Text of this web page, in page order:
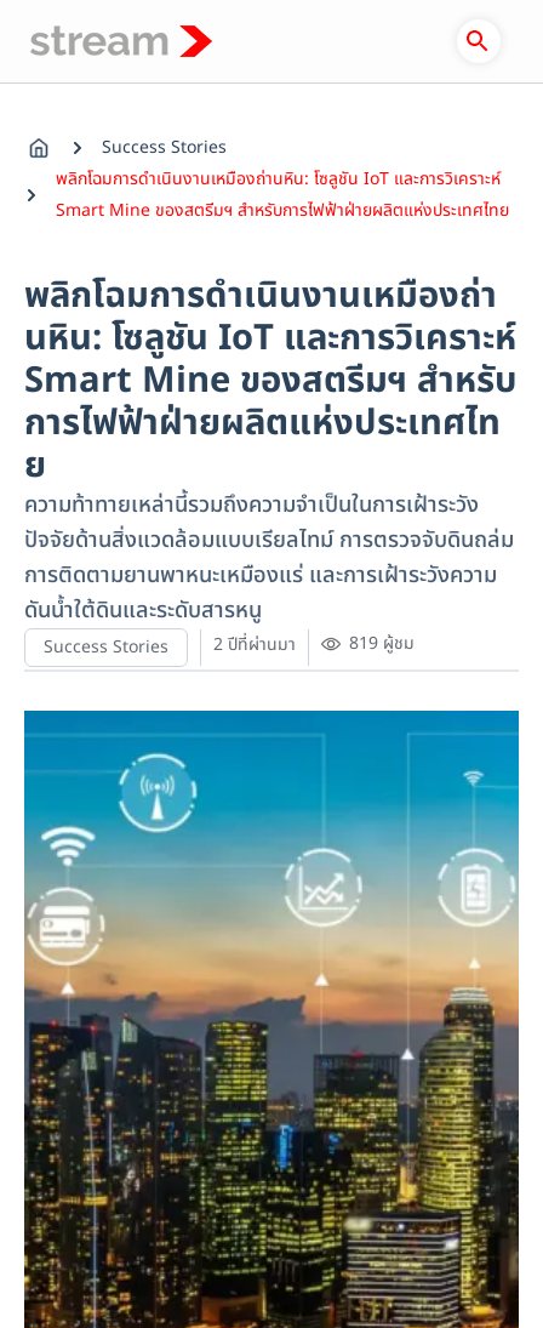
content
Success Stories
พลิกโฉมการดำเนินงานเหมืองถ่านหิน: โซลูชัน IoT และการวิเคราะห์
Smart Mine ของสตรีมฯ สำหรับการไฟฟ้าฝ่ายผลิตแห่งประเทศไทย
พลิกโฉมการดำเนินงานเหมืองถ่า
นหิน: โซลูชัน IoT และการวิเคราะห์
Smart Mine ของสตรีมฯ สำหรับ
การไฟฟ้าฝ่ายผลิตแห่งประเทศไท
ย
ความท้าทายเหล่านี้รวมถึงความจำเป็นในการเฝ้าระวัง
ปัจจัยด้านสิ่งแวดล้อมแบบเรียลไทม์ การตรวจจับดินถล่ม
การติดตามยานพาหนะเหมืองแร่ และการเฝ้าระวังความ
ดันน้ำใต้ดินและระดับสารหนู
Success Stories 2 ปีที่ผ่านมา 819 ผู้ชม